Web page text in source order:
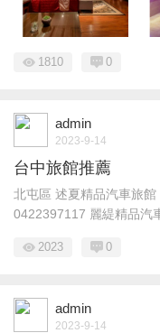
1810 0
admin
2023-9-14
台中旅館推薦
北屯區 述夏精品汽車旅
0422397117 麗緹精品汽
2023 0
admin
2023-9-14